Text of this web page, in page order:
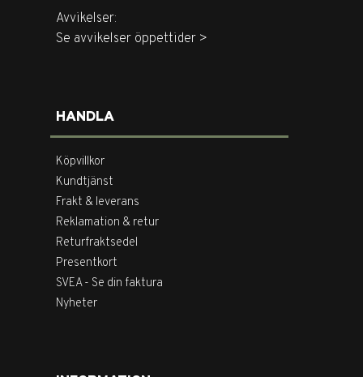
Avvikelser:
Se avvikelser öppettider >
HANDLA
Köpvillkor
Kundtjänst
Frakt & leverans
Reklamation & retur
Returfraktsedel
Presentkort
SVEA - Se din faktura
Nyheter